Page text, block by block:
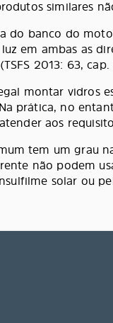
similares
do banco do
em ambas as
2013: 63, cap.
montar vidros
prática, no
aos
tem um grau
não podem
solar ou